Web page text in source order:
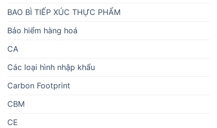
BAO BÌ TIẾP XÚC THỰC PHẨM
Bảo hiểm hàng hoá
CA
Các loại hình nhập khẩu
Carbon Footprint
CBM
CE